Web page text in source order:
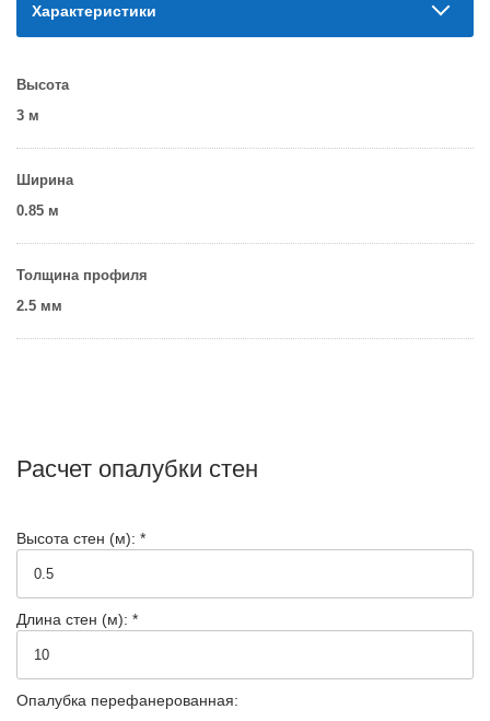
Характеристики
Высота
3 м
Ширина
0.85 м
Толщина профиля
2.5 мм
Расчет опалубки стен
Высота стен (м): *
Длина стен (м): *
Опалубка перефанерованная: